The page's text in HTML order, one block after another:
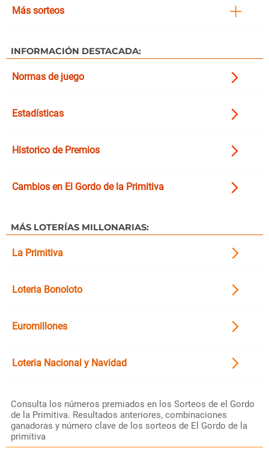
Consulta los números premiados en los Sorteos de el Gordo
de la Primitiva. Resultados anteriores, combinaciones
ganadoras y número clave de los sorteos de El Gordo de la
primitiva
Más sorteos
INFORMACIÓN DESTACADA:
Normas de juego
Estadísticas
Historico de Premios
Cambios en El Gordo de la Primitiva
MÁS LOTERÍAS MILLONARIAS:
La Primitiva
Loteria Bonoloto
Euromillones
Loteria Nacional y Navidad